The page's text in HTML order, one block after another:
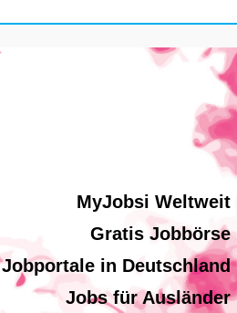
MyJobsi Weltweit
Gratis Jobbörse
Jobportale in Deutschland
Jobs für Ausländer